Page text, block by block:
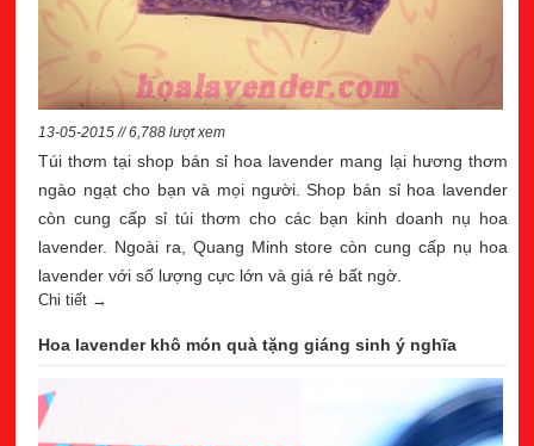
13-05-2015 // 6,788 lượt xem
Túi thơm tại shop bán sỉ hoa lavender mang lại hương thơm
ngào ngạt cho bạn và mọi người. Shop bán sỉ hoa lavender
còn cung cấp sỉ túi thơm cho các bạn kinh doanh nụ hoa
lavender. Ngoài ra, Quang Minh store còn cung cấp nụ hoa
lavender với số lượng cực lớn và giá rẻ bất ngờ.
Chi tiết →
Hoa lavender khô món quà tặng giáng sinh ý nghĩa